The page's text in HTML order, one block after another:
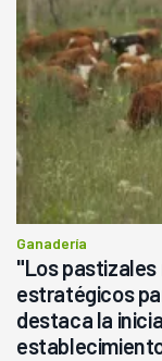
Ganadería
"Los
estratégicos
destaca la